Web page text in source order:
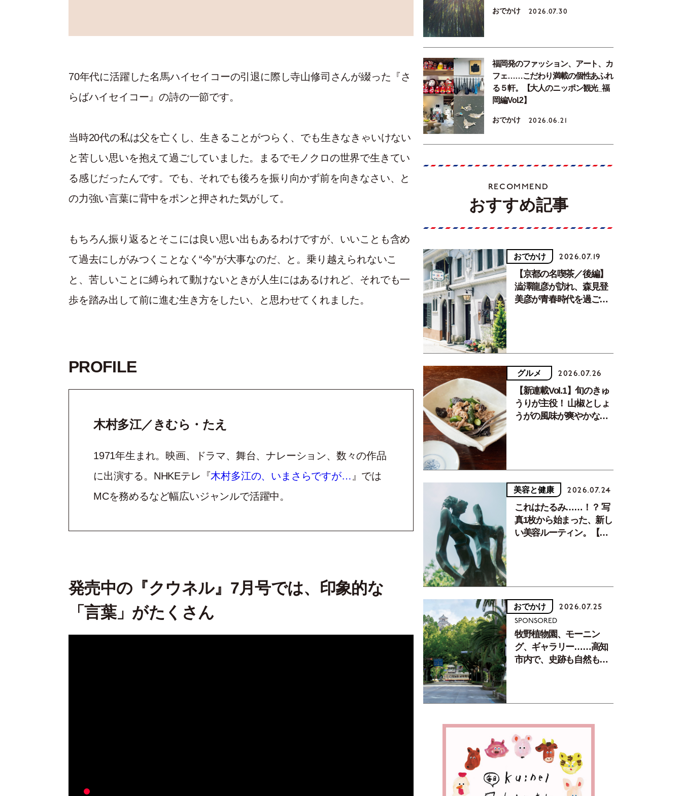
70年代に活躍した名馬ハイセイコーの引退に際し寺山修司さんが綴った『さ
らばハイセイコー』の詩の一節です。
当時20代の私は父を亡くし、生きることがつらく、でも生きなきゃいけない
と苦しい思いを抱えて過ごしていました。まるでモノクロの世界で生きてい
る感じだったんです。でも、それでも後ろを振り向かず前を向きなさい、と
の力強い言葉に背中をポンと押された気がして。
もちろん振り返るとそこには良い思い出もあるわけですが、いいことも含め
て過去にしがみつくことなく“今”が大事なのだ、と。乗り越えられないこ
と、苦しいことに縛られて動けないときが人生にはあるけれど、それでも一
歩を踏み出して前に進む生き方をしたい、と思わせてくれました。
PROFILE
木村多江／きむら・たえ
1971年生まれ。映画、ドラマ、舞台、ナレーション、数々の作品
に出演する。NHKEテレ『木村多江の、いまさらですが… 』では
MCを務めるなど幅広いジャンルで活躍中。
発売中の『クウネル』7月号では、印象的な
「言葉」がたくさん
おでかけ 2026.07.30
福岡発のファッション、アート、カ
フェ……こだわり満載の個性あふれ
る５軒。【大人のニッポン観光_福
岡編Vol.2】
おでかけ 2026.06.21
RECOMMEND
おすすめ記事
おでかけ 2026.07.19
【京都の名喫茶／後編】
澁澤龍彦が訪れ、森見登
美彦が青春時代を過ごし
グルメ 2026.07.26
【新連載Vol.1】旬のきゅ
うりが主役！ 山椒としょ
うがの風味が爽やかな、
美容と健康 2026.07.24
これはたるみ……！？ 写
真1枚から始まった、新し
い美容ルーティン。【中
おでかけ 2026.07.25
SPONSORED
牧野植物園、モーニン
グ、ギャラリー……高知
市内で、史跡も自然もグ